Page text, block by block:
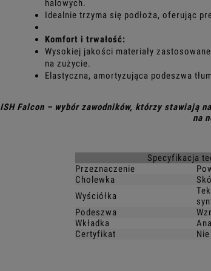
halowych.
Idealnie trzyma się podłoża, oferując
Komfort i trwałość:
Wysokiej jakości materiały
na zużycie.
Elastyczna, amortyzująca podeszwa
Falcon – wybór zawodników, którzy stawiają
na
Specyfikacja
Przeznaczenie
Cholewka
Wyściółka
Podeszwa
Wkładka
Certyfikat